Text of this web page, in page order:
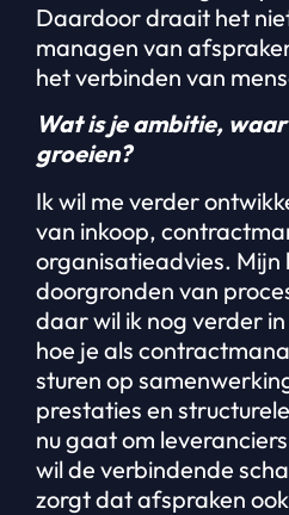
Daardoor draait het
managen van
het verbinden van
Wat is je ambitie,
groeien?
Ik wil me verder
van inkoop,
organisatieadvies. Mijn
doorgronden van
daar wil ik nog verder
hoe je als
sturen op
prestaties en
nu gaat om
wil de verbindende
zorgt dat afspraken